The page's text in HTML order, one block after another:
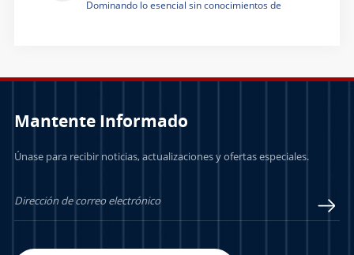
Dominando lo esencial sin conocimientos de
Mantente Informado
Únase para recibir noticias, actualizaciones y ofertas especiales.